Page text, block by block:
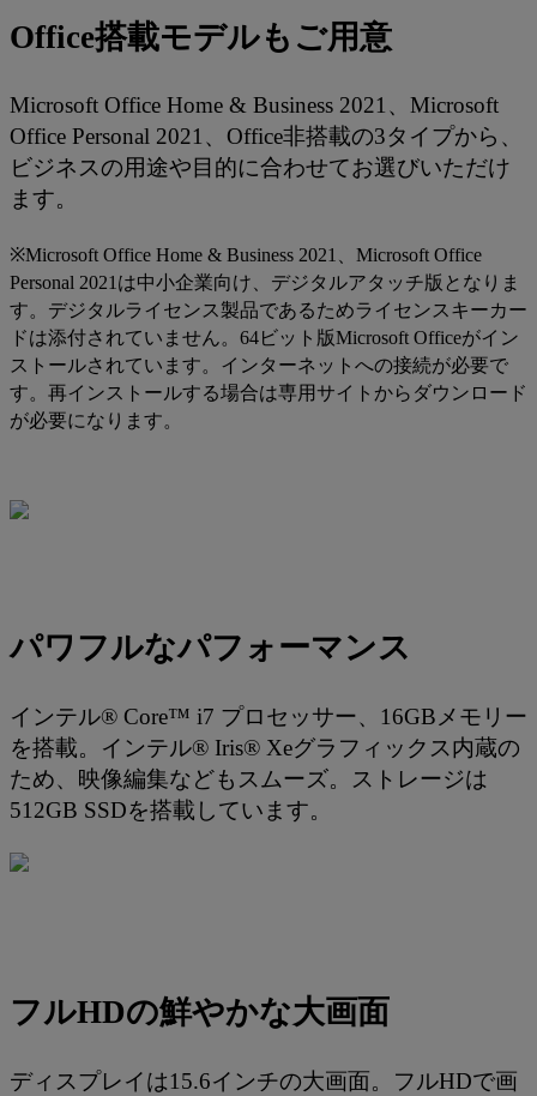
Office搭載モデルもご用意
Microsoft Office Home & Business 2021、Microsoft
Office Personal 2021、Office非搭載の3タイプから、
ビジネスの用途や目的に合わせてお選びいただけ
ます。
※Microsoft Office Home & Business 2021、Microsoft Office
Personal 2021は中小企業向け、デジタルアタッチ版となりま
す。デジタルライセンス製品であるためライセンスキーカー
ドは添付されていません。64ビット版Microsoft Officeがイン
ストールされています。インターネットへの接続が必要で
す。再インストールする場合は専用サイトからダウンロード
が必要になります。
パワフルなパフォーマンス
インテル® Core™ i7 プロセッサー、16GBメモリー
を搭載。インテル® Iris® Xeグラフィックス内蔵の
ため、映像編集などもスムーズ。ストレージは
512GB SSDを搭載しています。
フルHDの鮮やかな大画面
ディスプレイは15.6インチの大画面。フルHDで画